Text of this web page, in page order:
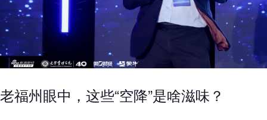
老福州眼中，这些“空降”是啥滋味？